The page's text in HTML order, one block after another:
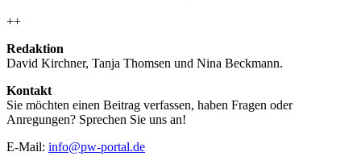
++
Redaktion
David Kirchner, Tanja Thomsen und Nina Beckmann.
Kontakt
Sie möchten einen Beitrag verfassen, haben Fragen oder
Anregungen? Sprechen Sie uns an!
E-Mail: info@pw-portal.de